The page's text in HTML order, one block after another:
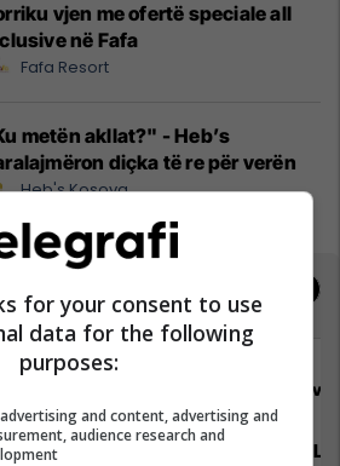
vjen me ofertë speciale all
në Fafa
Fafa Resort
metën akllat?" - Heb’s
diçka të re për verën
Heb's Kosova
Zyrtar/e
for your consent to use
data for the following
purposes:
and content, advertising and
audience research and